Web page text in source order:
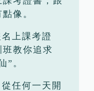
像。
上課考證
教你追求
”。
任何一天開